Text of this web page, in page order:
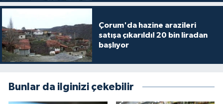
Çorum'da hazine arazileri
satışa çıkarıldı! 20 bin liradan
başlıyor
Bunlar da ilginizi çekebilir